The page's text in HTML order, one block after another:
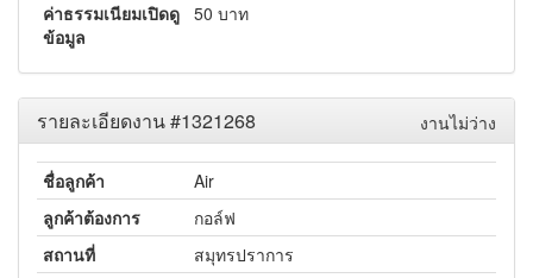
ค่าธรรมเนียมเปิดดู
ข้อมูล
50 บาท
งานไม่ว่าง
รายละเอียดงาน #1321268
ชื่อลูกค้า
Air
ลูกค้าต้องการ
กอล์ฟ
สถานที่
สมุทรปราการ